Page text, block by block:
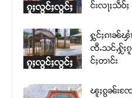
ၵူႈလွင်ႈလွင်ႈ
င်းလႃႈသဵဝ်ႈ
ၵူႈလွင်ႈလွင်ႈ
ႁွင်ႈၵၢၼ်ၾ
ၸီႉသင်ႇႁႂ်ႈၵူ
င်ႈတၢင်း
ၽူႈၵွၼ်းၸႄ